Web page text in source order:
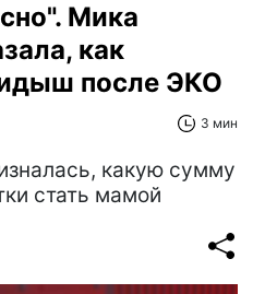
Мика
как
после ЭКО
3 мин
какую сумму
стать мамой